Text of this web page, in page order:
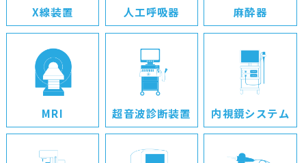
X線装置 人工呼吸器 麻酔器
MRI 超音波診断装置 内視鏡システム